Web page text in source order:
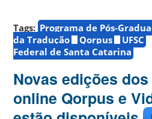
Tags: Programa de Pós-
da Tradução
Qorpus UFSC
Federal de Santa Catarina
Novas edições
online Qorpus e